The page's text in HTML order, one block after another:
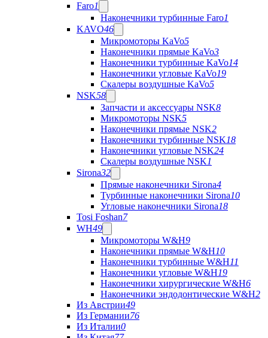
Faro1
Наконечники турбинные Faro1
KAVO46
Микромоторы KaVo5
Наконечники прямые KaVo3
Наконечники турбинные KaVo14
Наконечники угловые KaVo19
Скалеры воздушные KaVo5
NSK58
Запчасти и аксессуары NSK8
Микромоторы NSK5
Наконечники прямые NSK2
Наконечники турбинные NSK18
Наконечники угловые NSK24
Скалеры воздушные NSK1
Sirona32
Прямые наконечники Sirona4
Турбинные наконечники Sirona10
Угловые наконечники Sirona18
Tosi Foshan7
WH49
Микромоторы W&H9
Наконечники прямые W&H10
Наконечники турбинные W&H11
Наконечники угловые W&H19
Наконечники хирургические W&H6
Наконечники эндодонтические W&H2
Из Австрии49
Из Германии76
Из Италии0